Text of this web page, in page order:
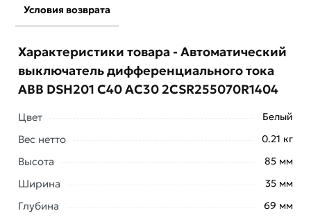
Условия возврата
Характеристики товара - Автоматический
выключатель дифференциального тока
ABB DSH201 C40 AC30 2CSR255070R1404
Цвет Белый
Вес нетто 0.21 кг
Высота 85 мм
Ширина 35 мм
Глубина 69 мм